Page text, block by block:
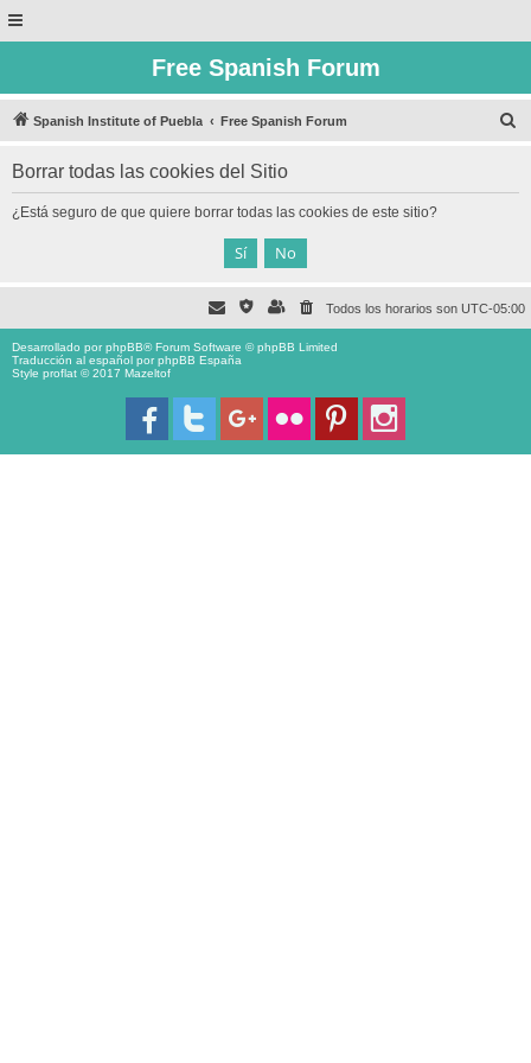
Free Spanish Forum
Spanish Institute of Puebla Free Spanish Forum
Borrar todas las cookies del Sitio
¿Está seguro de que quiere borrar todas las cookies de este sitio?
Todos los horarios son UTC-05:00
Desarrollado porphpBB® Forum Software © phpBB Limited
Traducción al español porphpBB España
Style proflat © 2017 Mazeltof